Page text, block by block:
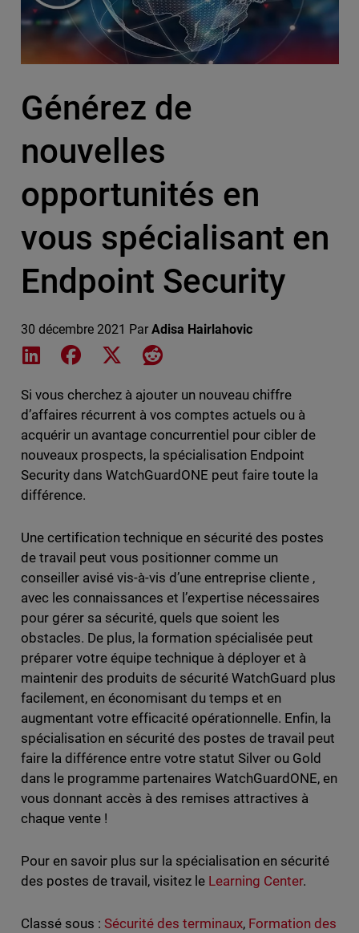
Générez de
nouvelles
opportunités en
vous spécialisant en
Endpoint Security
30 décembre 2021 Par Adisa Hairlahovic
Share on LinkedIn
Share on Facebook
Share on XShare on Reddit
Si vous cherchez à ajouter un nouveau chiffre
d’affaires récurrent à vos comptes actuels ou à
acquérir un avantage concurrentiel pour cibler de
nouveaux prospects, la spécialisation Endpoint
Security dans WatchGuardONE peut faire toute la
différence.
Une certification technique en sécurité des postes
de travail peut vous positionner comme un
conseiller avisé vis-à-vis d’une entreprise cliente ,
avec les connaissances et l’expertise nécessaires
pour gérer sa sécurité, quels que soient les
obstacles. De plus, la formation spécialisée peut
préparer votre équipe technique à déployer et à
maintenir des produits de sécurité WatchGuard plus
facilement, en économisant du temps et en
augmentant votre efficacité opérationnelle. Enfin, la
spécialisation en sécurité des postes de travail peut
faire la différence entre votre statut Silver ou Gold
dans le programme partenaires WatchGuardONE, en
vous donnant accès à des remises attractives à
chaque vente !
Pour en savoir plus sur la spécialisation en sécurité
des postes de travail, visitez le Learning Center.
Classé sous : Sécurité des terminaux, Formation des